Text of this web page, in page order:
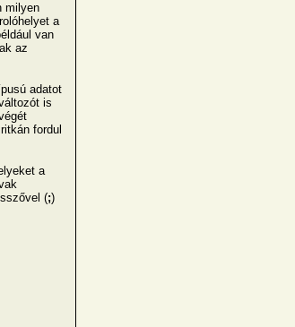
milyen
a
van
az
adatot
is
fordul
a
(;)